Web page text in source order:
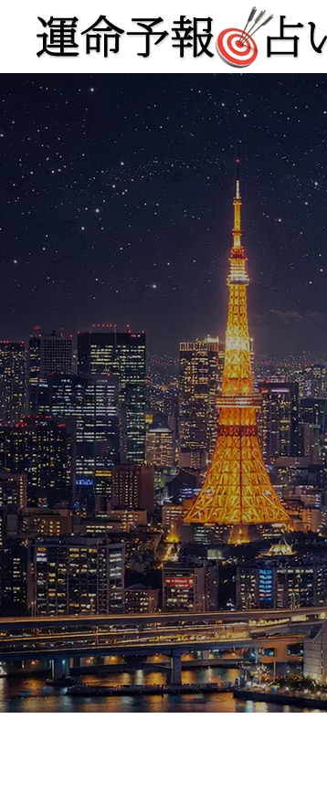
運命予報占い
運命予報占いとは
記事カテゴリー
ブログ
スポーツ
テニス四大大会・五輪
テニス四大大会・五輪